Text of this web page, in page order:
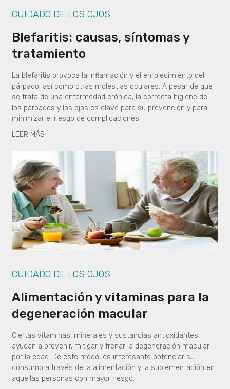
CUIDADO DE LOS OJOS
Blefaritis: causas, síntomas y
tratamiento
La blefaritis provoca la inflamación y el enrojecimiento del
párpado, así como otras molestias oculares. A pesar de que
se trata de una enfermedad crónica, la correcta higiene de
los párpados y los ojos es clave para su prevención y para
minimizar el riesgo de complicaciones.
LEER MÁS
CUIDADO DE LOS OJOS
Alimentación y vitaminas para la
degeneración macular
Ciertas vitaminas, minerales y sustancias antioxidantes
ayudan a prevenir, mitigar y frenar la degeneración macular
por la edad. De este modo, es interesante potenciar su
consumo a través de la alimentación y la suplementación en
aquellas personas con mayor riesgo.